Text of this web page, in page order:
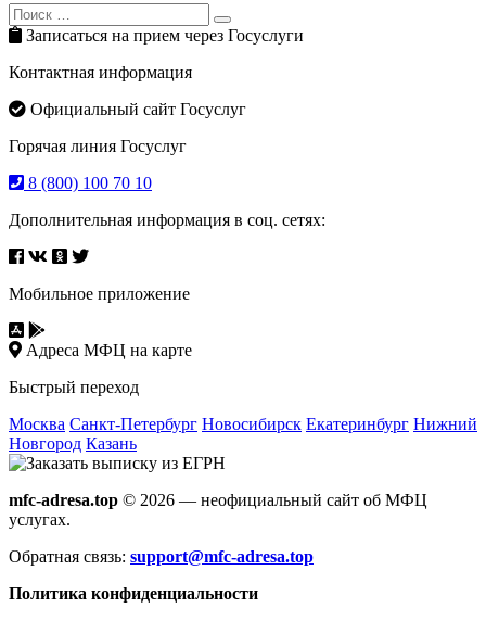
Search
for:
Search
Записаться на прием через Госуслуги
Контактная информация
Официальный сайт Госуслуг
Горячая линия Госуслуг
8 (800) 100 70 10
Дополнительная информация в соц. сетях:
Мобильное приложение
Адреса МФЦ на карте
Быстрый переход
Москва Санкт-Петербург Новосибирск Екатеринбург Нижний
Новгород Казань
mfc-adresa.top © 2026 — неофициальный сайт об МФЦ
услугах.
Обратная связь: support@mfc-adresa.top
Политика конфиденциальности